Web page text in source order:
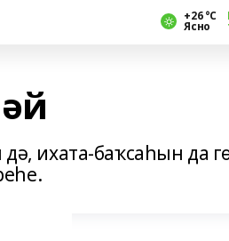
+26 °С
Ясно
ихата-баҡсаһын да